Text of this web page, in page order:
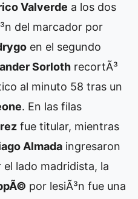
Valverde a los dos
del marcador por
en el segundo
Sorloth recortÃ³
al minuto 58 tras un
. En las filas
fue titular, mientras
Almada ingresaron
lado madridista, la
por lesiÃ³n fue una